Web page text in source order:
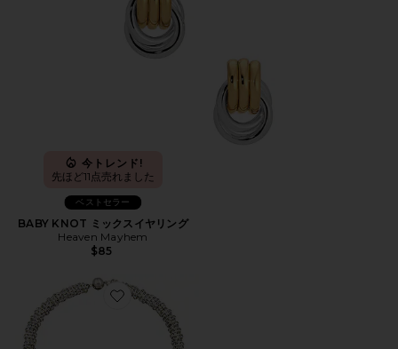
今トレンド!
先ほど11点売れました
ベストセラー
BABY KNOT ミックスイヤリング
Heaven Mayhem
$85
Favorite PEARL ドロップネックレス